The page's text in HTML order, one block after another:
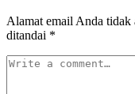
Alamat email Anda
ditandai *